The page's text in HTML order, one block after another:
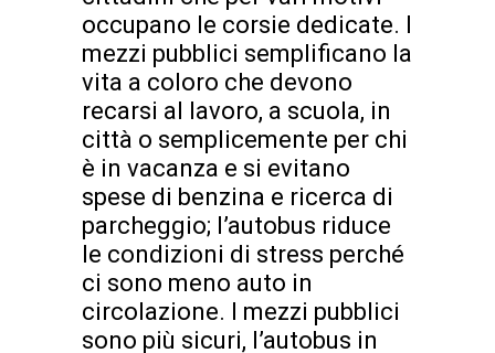
occupano le corsie dedicate. I
mezzi pubblici semplificano la
vita a coloro che devono
recarsi al lavoro, a scuola, in
città o semplicemente per chi
è in vacanza e si evitano
spese di benzina e ricerca di
parcheggio; l’autobus riduce
le condizioni di stress perché
ci sono meno auto in
circolazione. I mezzi pubblici
sono più sicuri, l’autobus in